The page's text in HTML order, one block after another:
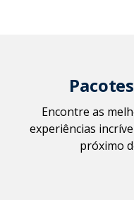
Encontre as
experiências
próximo